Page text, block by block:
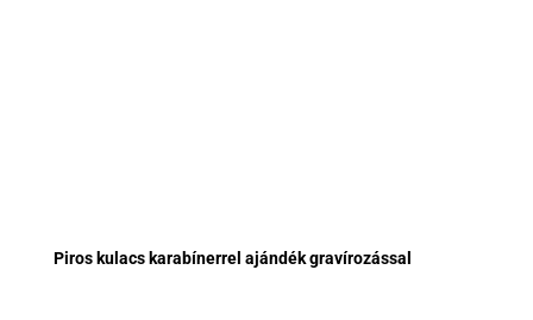
Piros kulacs karabínerrel ajándék gravírozással